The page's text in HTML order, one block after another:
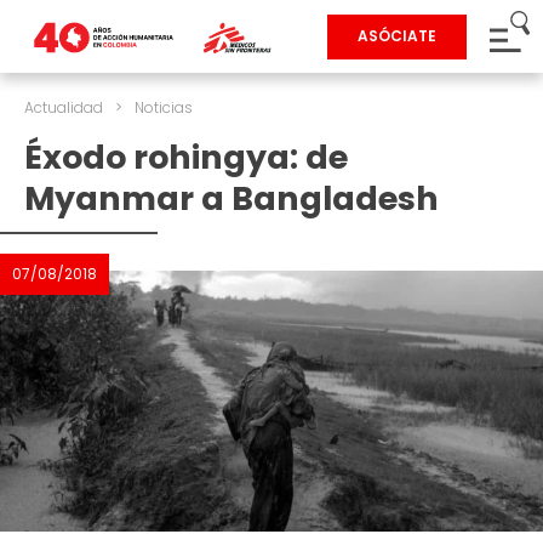
ASÓCIATE
Actualidad > Noticias
Éxodo rohingya: de
Myanmar a Bangladesh
07/08/2018